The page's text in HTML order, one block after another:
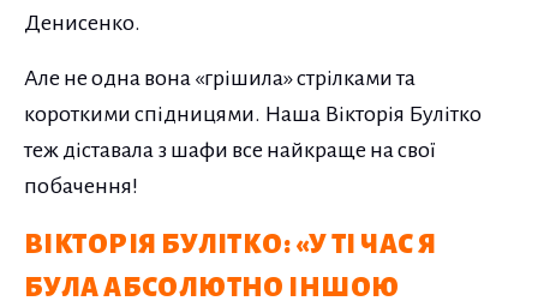
Денисенко.
Але не одна вона «грішила» стрілками та
короткими спідницями. Наша Вікторія Булітко
теж діставала з шафи все найкраще на свої
побачення!
ВІКТОРІЯ БУЛІТКО: «У ТІ ЧАС Я
БУЛА АБСОЛЮТНО ІНШОЮ